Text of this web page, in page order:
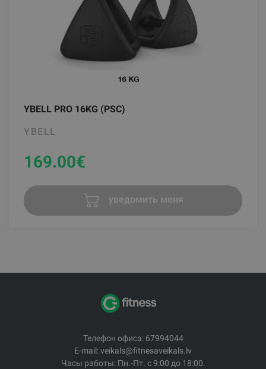
YBELL PRO 16KG (PSC)
YBELL
169.00€
уведомить меня
Телефон офиса: 67994044
E-mail: veikals@fitnesaveikals.lv
Часы работы: Пн.-Пт. с 9:00 до 18:00.